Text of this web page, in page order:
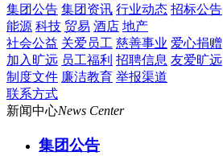
集团公告 集团资讯 行业动态 招标公告
能源 科技 贸易 酒店 地产
社会公益 关爱员工 慈善事业 爱心捐赠
加入旷远 员工福利 招聘信息 友爱旷远
制度文件 廉洁教育 举报渠道
联系方式
新闻中心News Center
集团公告